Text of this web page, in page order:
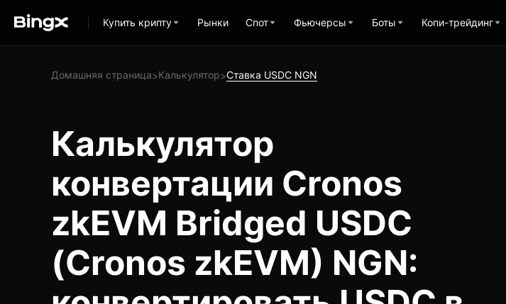
Купить крипту Рынки Спот Фьючерсы Боты Копи-трейдинг
Домашняя страница>Калькулятор>Ставка USDC NGN
Калькулятор
конвертации Cronos
zkEVM Bridged USDC
(Cronos zkEVM) NGN: